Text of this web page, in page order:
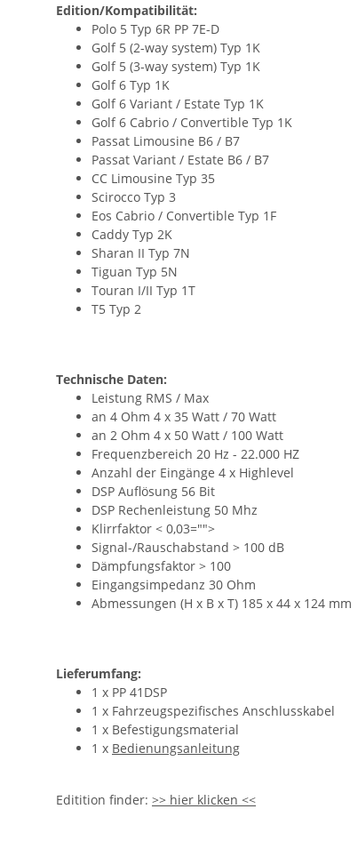
Edition/Kompatibilität:
Polo 5 Typ 6R PP 7E-D
Golf 5 (2-way system) Typ 1K
Golf 5 (3-way system) Typ 1K
Golf 6 Typ 1K
Golf 6 Variant / Estate Typ 1K
Golf 6 Cabrio / Convertible Typ 1K
Passat Limousine B6 / B7
Passat Variant / Estate B6 / B7
CC Limousine Typ 35
Scirocco Typ 3
Eos Cabrio / Convertible Typ 1F
Caddy Typ 2K
Sharan II Typ 7N
Tiguan Typ 5N
Touran I/II Typ 1T
T5 Typ 2
Technische Daten:
Leistung RMS / Max
an 4 Ohm 4 x 35 Watt / 70 Watt
an 2 Ohm 4 x 50 Watt / 100 Watt
Frequenzbereich 20 Hz - 22.000 HZ
Anzahl der Eingänge 4 x Highlevel
DSP Auflösung 56 Bit
DSP Rechenleistung 50 Mhz
Klirrfaktor < 0,03="">
Signal-/Rauschabstand > 100 dB
Dämpfungsfaktor > 100
Eingangsimpedanz 30 Ohm
Abmessungen (H x B x T) 185 x 44 x 124 mm
Lieferumfang:
1 x PP 41DSP
1 x Fahrzeugspezifisches Anschlusskabel
1 x Befestigungsmaterial
1 x Bedienungsanleitung
Editition finder: >> hier klicken <<